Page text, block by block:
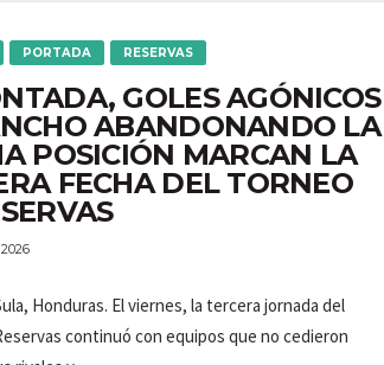
PORTADA RESERVAS
GOLES AGÓNICOS
ABANDONANDO LA
POSICIÓN MARCAN LA
FECHA DEL TORNEO
Honduras. El viernes, la tercera jornada del
continuó con equipos que no cedieron